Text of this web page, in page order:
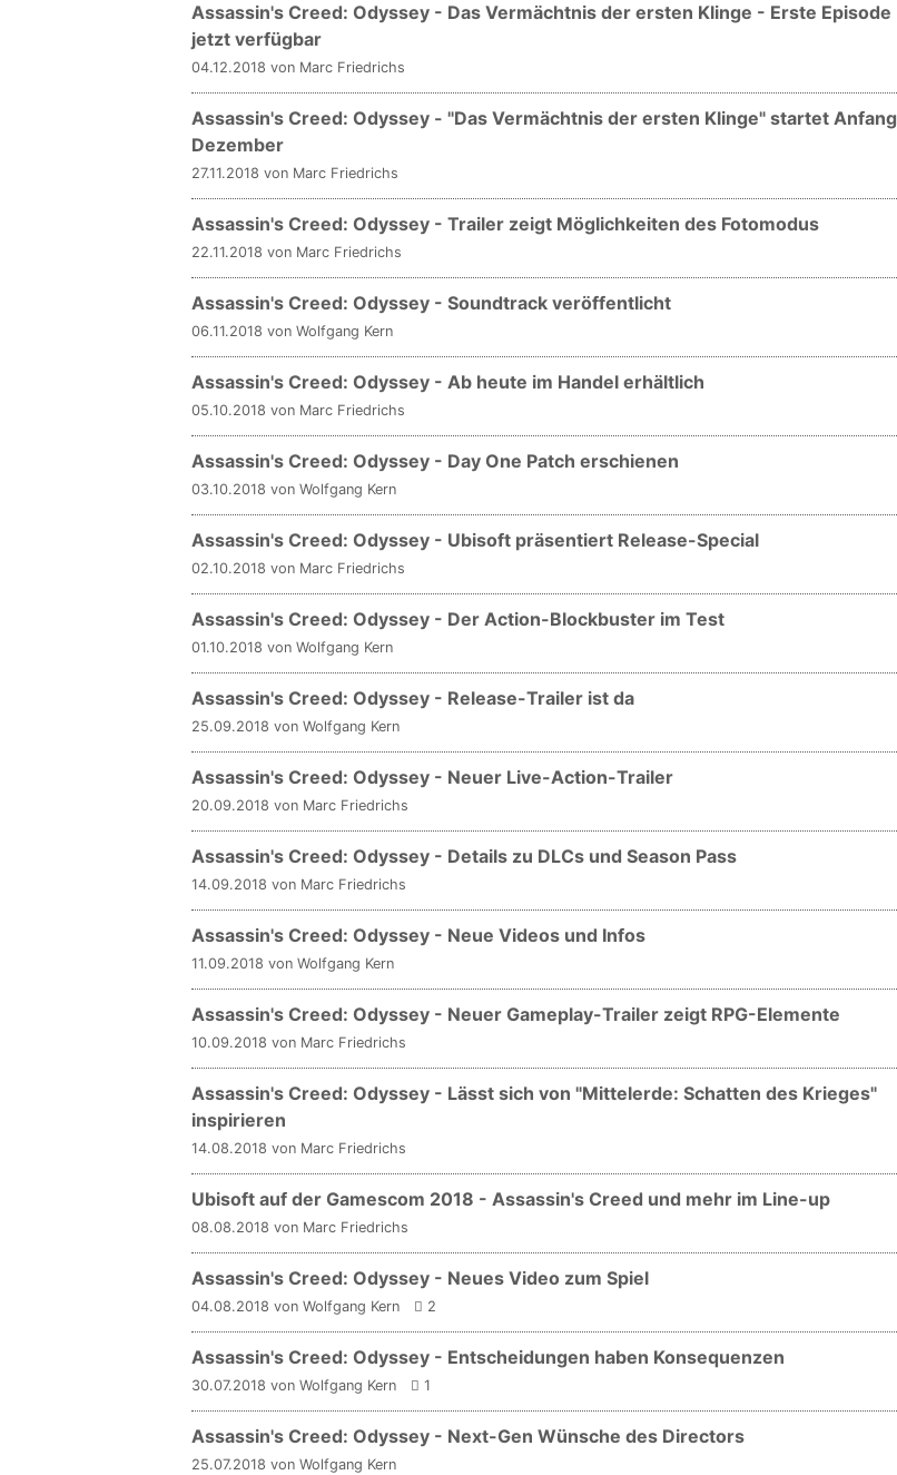
Assassin's Creed: Odyssey - Das Vermächtnis der ersten Klinge - Erste Episode
jetzt verfügbar
04.12.2018 von Marc Friedrichs
Assassin's Creed: Odyssey - "Das Vermächtnis der ersten Klinge" startet Anfang
Dezember
27.11.2018 von Marc Friedrichs
Assassin's Creed: Odyssey - Trailer zeigt Möglichkeiten des Fotomodus
22.11.2018 von Marc Friedrichs
Assassin's Creed: Odyssey - Soundtrack veröffentlicht
06.11.2018 von Wolfgang Kern
Assassin's Creed: Odyssey - Ab heute im Handel erhältlich
05.10.2018 von Marc Friedrichs
Assassin's Creed: Odyssey - Day One Patch erschienen
03.10.2018 von Wolfgang Kern
Assassin's Creed: Odyssey - Ubisoft präsentiert Release-Special
02.10.2018 von Marc Friedrichs
Assassin's Creed: Odyssey - Der Action-Blockbuster im Test
01.10.2018 von Wolfgang Kern
Assassin's Creed: Odyssey - Release-Trailer ist da
25.09.2018 von Wolfgang Kern
Assassin's Creed: Odyssey - Neuer Live-Action-Trailer
20.09.2018 von Marc Friedrichs
Assassin's Creed: Odyssey - Details zu DLCs und Season Pass
14.09.2018 von Marc Friedrichs
Assassin's Creed: Odyssey - Neue Videos und Infos
11.09.2018 von Wolfgang Kern
Assassin's Creed: Odyssey - Neuer Gameplay-Trailer zeigt RPG-Elemente
10.09.2018 von Marc Friedrichs
Assassin's Creed: Odyssey - Lässt sich von "Mittelerde: Schatten des Krieges"
inspirieren
14.08.2018 von Marc Friedrichs
Ubisoft auf der Gamescom 2018 - Assassin's Creed und mehr im Line-up
08.08.2018 von Marc Friedrichs
Assassin's Creed: Odyssey - Neues Video zum Spiel
04.08.2018 von Wolfgang Kern 2
Assassin's Creed: Odyssey - Entscheidungen haben Konsequenzen
30.07.2018 von Wolfgang Kern 1
Assassin's Creed: Odyssey - Next-Gen Wünsche des Directors
25.07.2018 von Wolfgang Kern